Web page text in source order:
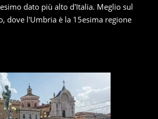
dato più alto d'Italia. Meglio sul
dove l'Umbria è la 15esima regione